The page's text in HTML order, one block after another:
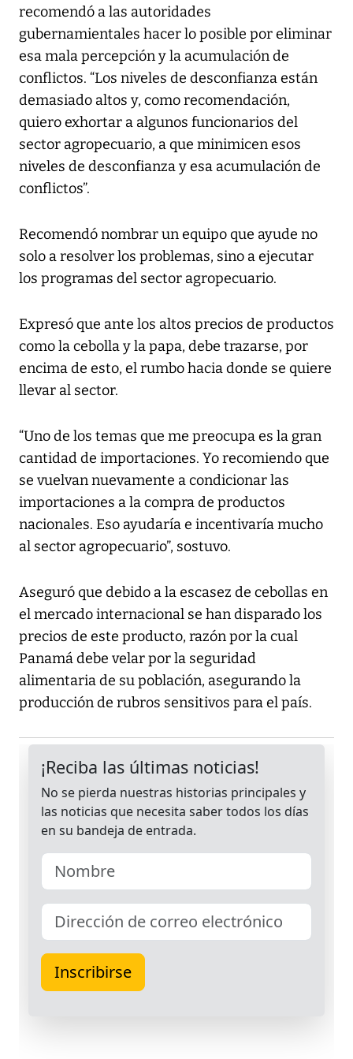
recomendó a las autoridades
gubernamientales hacer lo posible por eliminar
esa mala percepción y la acumulación de
conflictos. “Los niveles de desconfianza están
demasiado altos y, como recomendación,
quiero exhortar a algunos funcionarios del
sector agropecuario, a que minimicen esos
niveles de desconfianza y esa acumulación de
conflictos”.
Recomendó nombrar un equipo que ayude no
solo a resolver los problemas, sino a ejecutar
los programas del sector agropecuario.
Expresó que ante los altos precios de productos
como la cebolla y la papa, debe trazarse, por
encima de esto, el rumbo hacia donde se quiere
llevar al sector.
“Uno de los temas que me preocupa es la gran
cantidad de importaciones. Yo recomiendo que
se vuelvan nuevamente a condicionar las
importaciones a la compra de productos
nacionales. Eso ayudaría e incentivaría mucho
al sector agropecuario”, sostuvo.
Aseguró que debido a la escasez de cebollas en
el mercado internacional se han disparado los
precios de este producto, razón por la cual
Panamá debe velar por la seguridad
alimentaria de su población, asegurando la
producción de rubros sensitivos para el país.